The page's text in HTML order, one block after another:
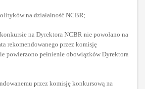
na działalność NCBR;
na Dyrektora NCBR nie powołano na
rekomendowanego przez komisję
powierzono pełnienie obowiązków Dyrektora
przez komisję konkursową na